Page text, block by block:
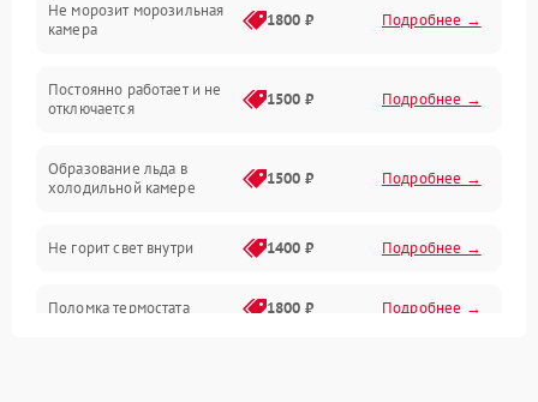
Дренаж
Не морозит морозильная
камера
1800 ₽ Подробнее →
Постоянно работает и не
отключается
1500 ₽ Подробнее →
Образование льда в
холодильной камере
1500 ₽ Подробнее →
Не горит свет внутри 1400 ₽ Подробнее →
Поломка термостата 1800 ₽ Подробнее →